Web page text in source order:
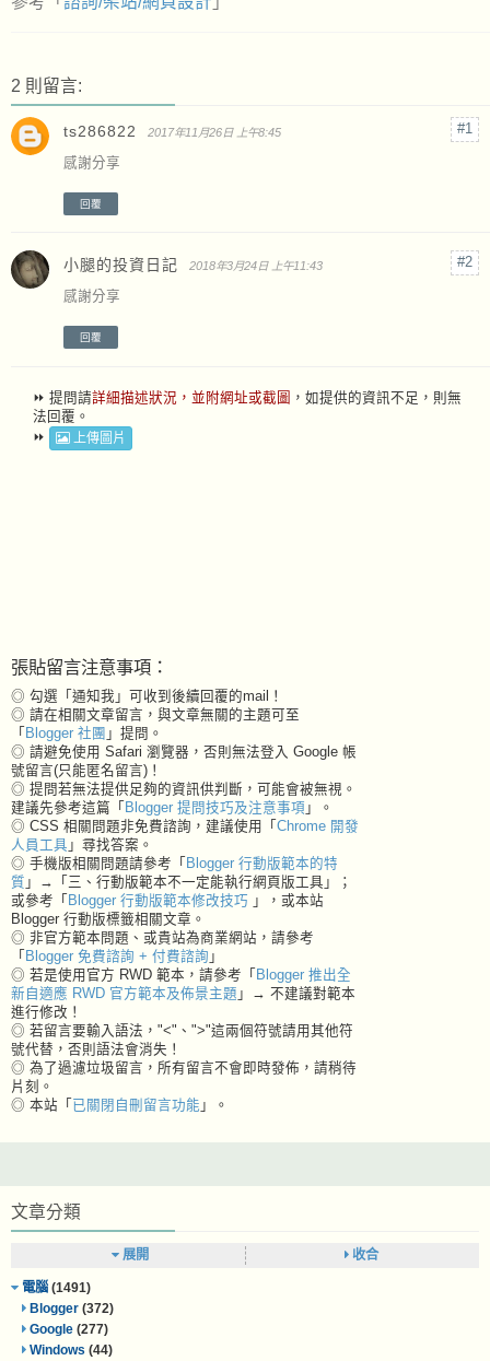
2 則留言:
ts286822 2017年11月26日 上午8:45
感謝分享
回覆
小腿的投資日記 2018年3月24日 上午11:43
感謝分享
回覆
⏩ 提問請詳細描述狀況，並附網址或截圖 ，如提供的資訊不足，則無
法回覆。
⏩
上傳圖片
張貼留言注意事項：
◎ 勾選「通知我」可收到後續回覆的mail！
◎ 請在相關文章留言，與文章無關的主題可至
「 Blogger 社團 」提問。
◎ 請避免使用 Safari 瀏覽器，否則無法登入 Google 帳
號留言(只能匿名留言)！
◎ 提問若無法提供足夠的資訊供判斷，可能會被無視。
建議先參考這篇「 Blogger 提問技巧及注意事項 」。
◎ CSS 相關問題非免費諮詢，建議使用「 Chrome 開發
人員工具 」尋找答案。
◎ 手機版相關問題請參考「 Blogger 行動版範本的特
質 」→「三、行動版範本不一定能執行網頁版工具」；
或參考「 Blogger 行動版範本修改技巧 」，或本站
Blogger 行動版標籤相關文章。
◎ 非官方範本問題、或貴站為商業網站，請參考
「 Blogger 免費諮詢 + 付費諮詢 」
◎ 若是使用官方 RWD 範本，請參考「 Blogger 推出全
新自適應 RWD 官方範本及佈景主題 」→ 不建議對範本
進行修改！
◎ 若留言要輸入語法，"<"、">"這兩個符號請用其他符
號代替，否則語法會消失！
◎ 為了過濾垃圾留言，所有留言不會即時發佈，請稍待
片刻。
◎ 本站「 已關閉自刪留言功能 」。
文章分類
展開 收合
電腦 (1491)
Blogger (372)
Google (277)
Windows (44)